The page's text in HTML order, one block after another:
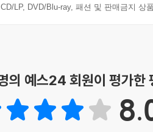
LP, DVD/Blu-ray, 패션 및 판매금지 상
의 예스24 회원이 평가한